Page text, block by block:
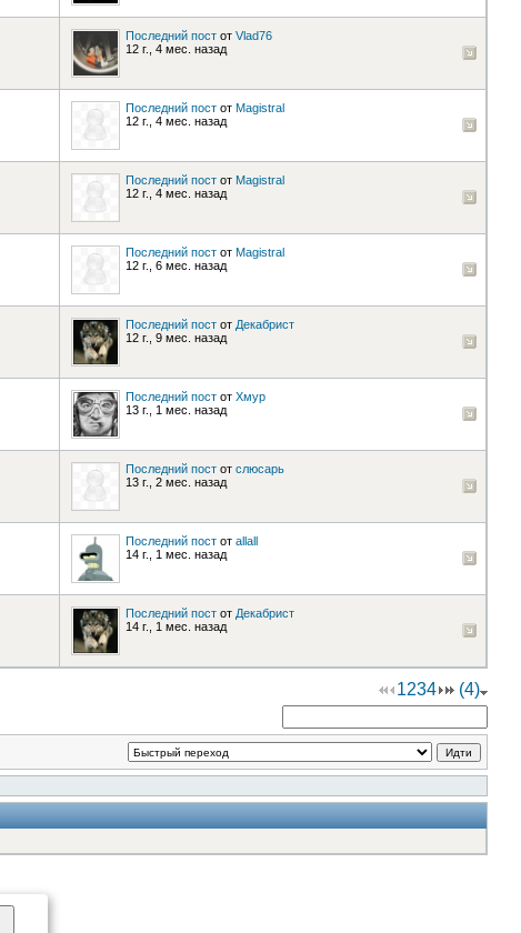
Последний пост от Vlad76
12 г., 4 мес. назад
Последний пост от Magistral
12 г., 4 мес. назад
Последний пост от Magistral
12 г., 4 мес. назад
Последний пост от Magistral
12 г., 6 мес. назад
Последний пост от Декабрист
12 г., 9 мес. назад
Последний пост от Хмур
13 г., 1 мес. назад
Последний пост от слюсарь
13 г., 2 мес. назад
Последний пост от allall
14 г., 1 мес. назад
Последний пост от Декабрист
14 г., 1 мес. назад
1234 (4)
Идти